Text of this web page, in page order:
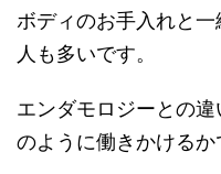
ボディのお手入れと
人も多いです。
エンダモロジーとの
のように働きかけるか